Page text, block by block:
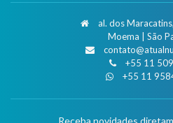
al. dos
Moema | São
+55 11
+55 11
Receba novidades